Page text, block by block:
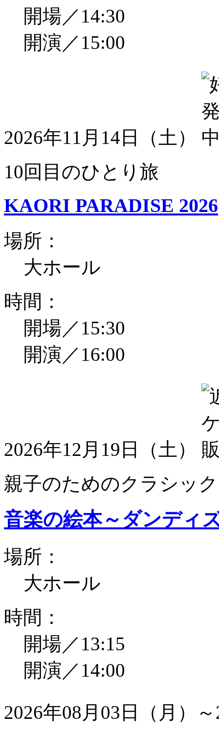
開場／14:30
開演／15:00
2026年11月14日（土）
10回目のひとり旅
KAORI PARADISE 2026
場所：
大ホール
時間：
開場／15:30
開演／16:00
2026年12月19日（土）
親子のためのクラシッ
音楽の絵本～ダンディ
場所：
大ホール
時間：
開場／13:15
開演／14:00
2026年08月03日（月）